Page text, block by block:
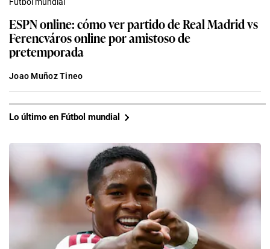
ESPN online: cómo ver partido de Real Madrid vs
Ferencváros online por amistoso de
pretemporada
Joao Muñoz Tineo
Lo último en Fútbol mundial